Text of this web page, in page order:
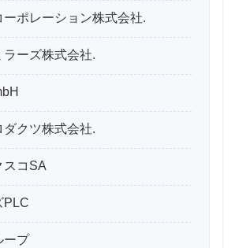
ーポレーション株式会社.
ラーズ株式会社.
ダクツ株式会社.
スコSA
PLC
ープ